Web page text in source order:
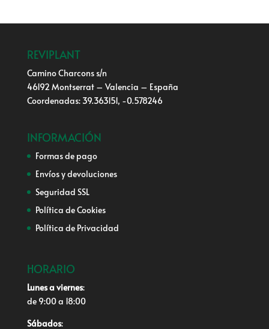
REVIPLANT
Camino Charcons s/n
46192 Montserrat – Valencia – España
Coordenadas: 39.363151, -0.578246
INFORMACIÓN
Formas de pago
Envíos y devoluciones
Seguridad SSL
Política de Cookies
Política de Privacidad
HORARIO
Lunes a viernes:
de 9:00 a 18:00
Sábados: